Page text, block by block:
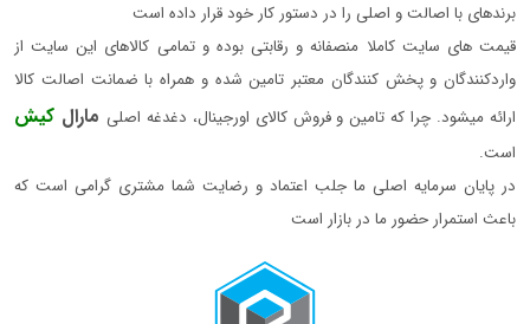
برندهای با اصالت و اصلی را در دستور کار خود قرار داده است
قیمت های سایت کاملا منصفانه و رقابتی بوده و تمامی کالاهای این سایت از
واردکنندگان و پخش کنندگان معتبر تامین شده و همراه با ضمانت اصالت کالا
ارائه میشود. چرا که تامین و فروش کالای اورجینال، دغدغه اصلی مارال کیش
است.
در پایان سرمایه اصلی ما جلب اعتماد و رضایت شما مشتری گرامی است که
باعث استمرار حضور ما در بازار است